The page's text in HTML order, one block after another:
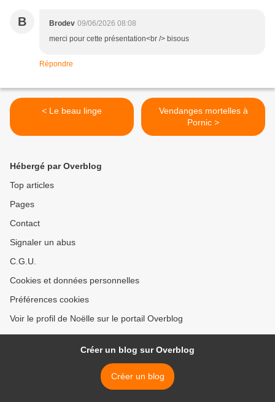
B Brodev 09/06/2026 08:08
merci pour cette présentation<br /> bisous
Répondre
< Le beau linge
Vendanges mortelles à
Pornic >
Hébergé par Overblog
Top articles
Pages
Contact
Signaler un abus
C.G.U.
Cookies et données personnelles
Préférences cookies
Voir le profil de Noëlle sur le portail Overblog
Créer un blog sur Overblog
Créer un blog